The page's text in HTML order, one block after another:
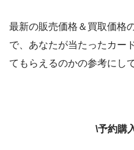
最新の販売価格＆買取価格
で、あなたが当たったカー
てもらえるのかの参考にし
\予約購